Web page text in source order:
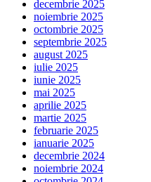
decembrie 2025
noiembrie 2025
octombrie 2025
septembrie 2025
august 2025
iulie 2025
iunie 2025
mai 2025
aprilie 2025
martie 2025
februarie 2025
ianuarie 2025
decembrie 2024
noiembrie 2024